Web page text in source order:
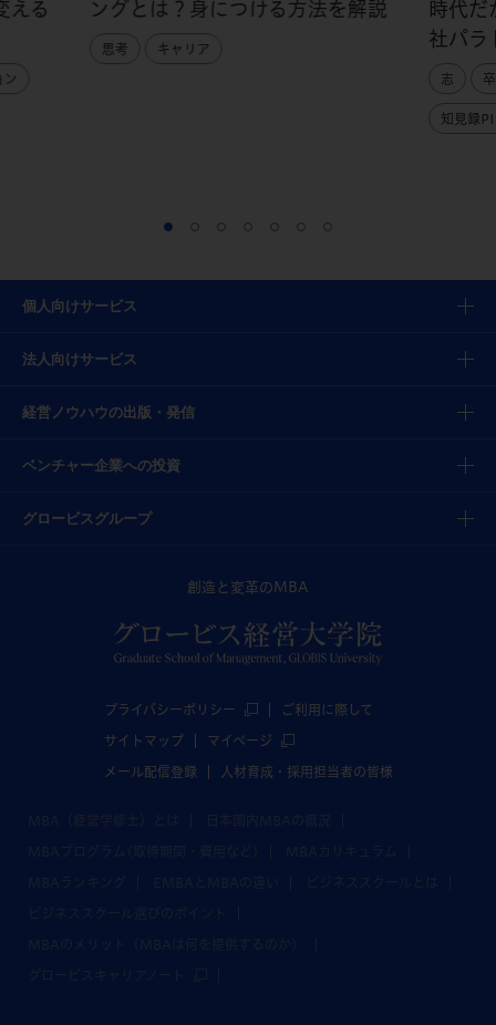
える
ン
ングとは？身につける方法を解説
思考 キャリア
時代だ
社パラ
志
知見録
個人向けサービス
法人向けサービス
経営ノウハウの出版・発信
ベンチャー企業への投資
グロービスグループ
創造と変革のMBA
プライバシーポリシー ご利用に際して
サイトマップ マイページ
メール配信登録 人材育成・採用担当者の皆様